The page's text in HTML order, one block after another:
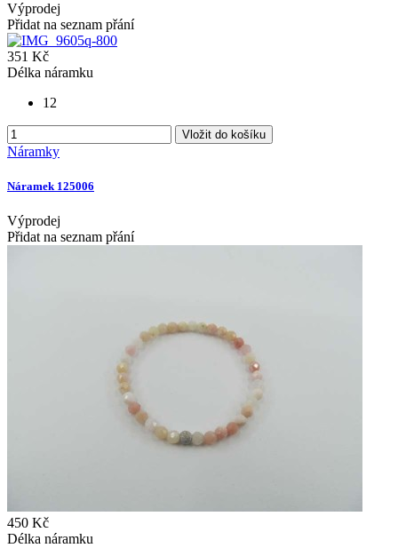
Výprodej
Přidat na seznam přání
351 Kč
Délka náramku
12
Vložit do košíku
Náramky
Náramek 125006
Výprodej
Přidat na seznam přání
450 Kč
Délka náramku